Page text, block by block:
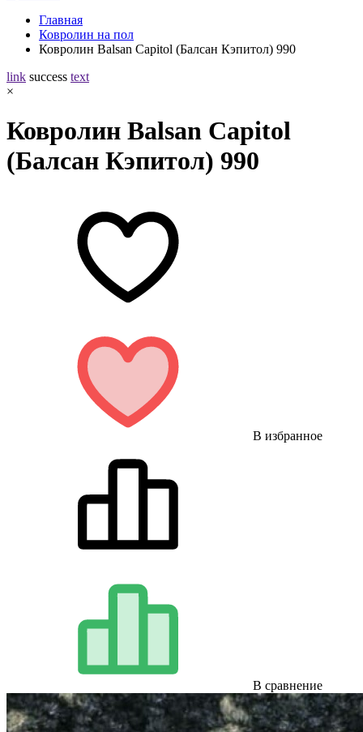
Главная
Ковролин на пол
Ковролин Balsan Capitol (Балсан Кэпитол) 990
link success text
×
Ковролин Balsan Capitol
(Балсан Кэпитол) 990
В избранное
В сравнение